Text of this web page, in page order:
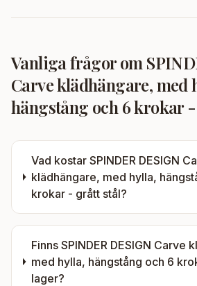
Vanliga frågor om
Carve klädhängare, med
hängstång och 6 krokar
Vad kostar SPINDER DESIGN
klädhängare, med hylla,
krokar - grått stål?
Finns SPINDER DESIGN Carve
med hylla, hängstång och 6
lager?